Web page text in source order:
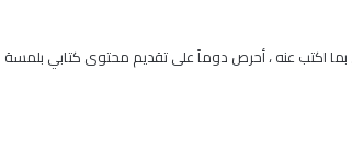
اكتب عنه ، أحرص دوماً على تقديم محتوى كتابي بلمسة